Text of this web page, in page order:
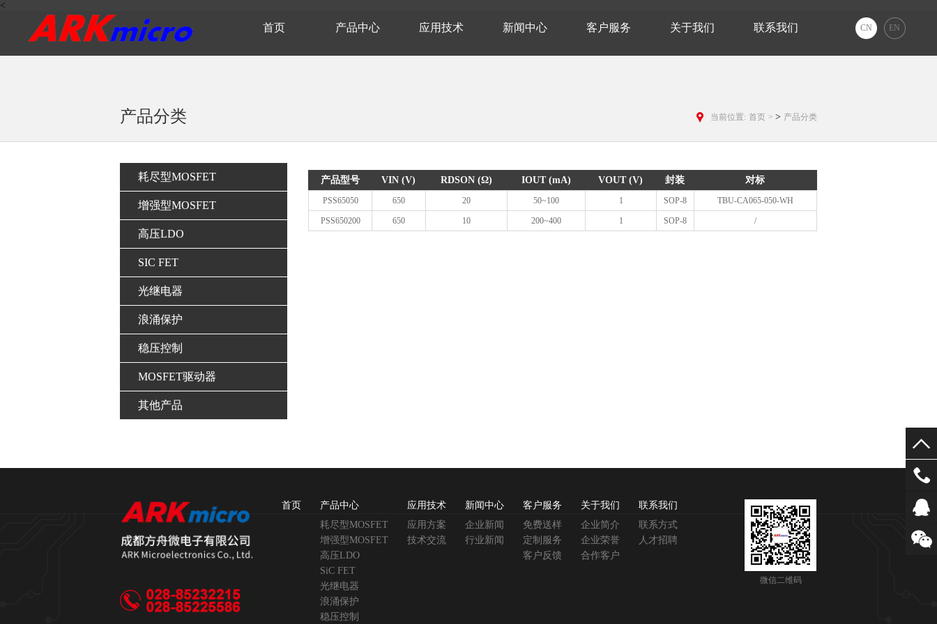
首页 产品中心 应用技术 新闻中心 客户服务 关于我们 联系我们 CN EN
<
产品分类 当前位置: 首页 > > 产品分类
耗尽型MOSFET
增强型MOSFET
高压LDO
SIC FET
光继电器
浪涌保护
稳压控制
MOSFET驱动器
其他产品
产品型号 VIN (V) RDSON (Ω) IOUT (mA) VOUT (V) 封装 对标
PSS65050 650 20 50~100 1 SOP-8 TBU-CA065-050-WH
PSS650200 650 10 200~400 1 SOP-8 /
首页
产品中心
耗尽型MOSFET
增强型MOSFET
高压LDO
SiC FET
光继电器
浪涌保护
稳压控制
应用技术
应用方案
技术交流
新闻中心
企业新闻
行业新闻
客户服务
免费送样
定制服务
客户反馈
关于我们
企业简介
企业荣誉
合作客户
联系我们
联系方式
人才招聘
微信二维码